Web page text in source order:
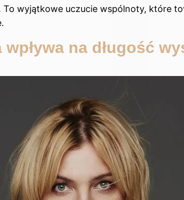
To wyjątkowe uczucie wspólnoty, które
na długość